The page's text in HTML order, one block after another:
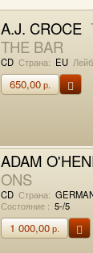
A.J. CROCE
THE BAR
CD Страна: EU
650,00р.
ADAM
ONS
CD Страна:
Состояние : 5-/5
1 000,00р.